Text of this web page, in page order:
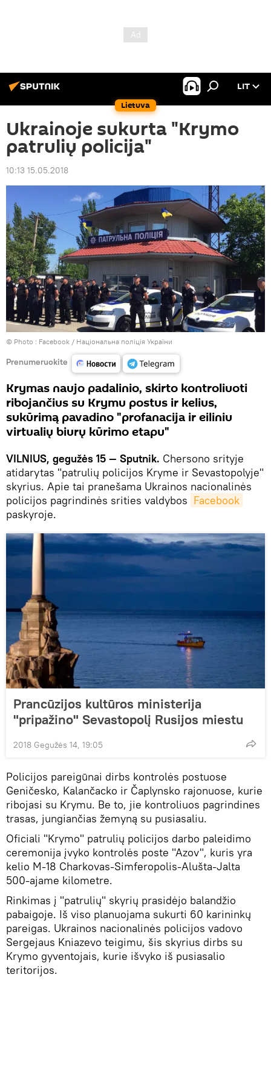
Lietuva
LIT
Ukrainoje sukurta "Krymo
patrulių policija"
10:13 15.05.2018
© Photo : Facebook / Національна поліція України
Prenumeruokite
Krymas naujo padalinio, skirto kontroliuoti
ribojančius su Krymu postus ir kelius,
sukūrimą pavadino "profanacija ir eiliniu
virtualių biurų kūrimo etapu"
VILNIUS, gegužės 15 — Sputnik. Chersono srityje
atidarytas "patrulių policijos Kryme ir Sevastopolyje"
skyrius. Apie tai pranešama Ukrainos nacionalinės
policijos pagrindinės srities valdybos Facebook
paskyroje.
Prancūzijos kultūros ministerija
"pripažino" Sevastopolį Rusijos miestu
2018 Gegužės 14, 19:05
Policijos pareigūnai dirbs kontrolės postuose
Geničesko, Kalančacko ir Čaplynsko rajonuose, kurie
ribojasi su Krymu. Be to, jie kontroliuos pagrindines
trasas, jungiančias žemyną su pusiasaliu.
Oficiali "Krymo" patrulių policijos darbo paleidimo
ceremonija įvyko kontrolės poste "Azov", kuris yra
kelio M-18 Charkovas-Simferopolis-Alušta-Jalta
500-ajame kilometre.
Rinkimas į "patrulių" skyrių prasidėjo balandžio
pabaigoje. Iš viso planuojama sukurti 60 karininkų
pareigas. Ukrainos nacionalinės policijos vadovo
Sergejaus Kniazevo teigimu, šis skyrius dirbs su
Krymo gyventojais, kurie išvyko iš pusiasalio
teritorijos.